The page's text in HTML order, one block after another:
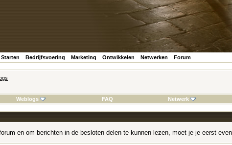
Starten Bedrijfsvoering Marketing Ontwikkelen Netwerken Forum
Weblogs FAQ Netwerk
en om berichten in de besloten delen te kunnen lezen, moet je je eerst even